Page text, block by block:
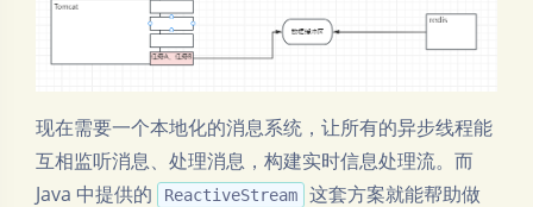
现在需要一个本地化的消息系统，让所有的异步线程能
互相监听消息、处理消息，构建实时信息处理流。而
Java 中提供的
ReactiveStream
这套方案就能帮助做